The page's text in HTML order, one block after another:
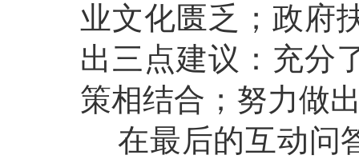
业文化匮乏；政府
出三点建议：充分
策相结合；努力做
在最后的互动问